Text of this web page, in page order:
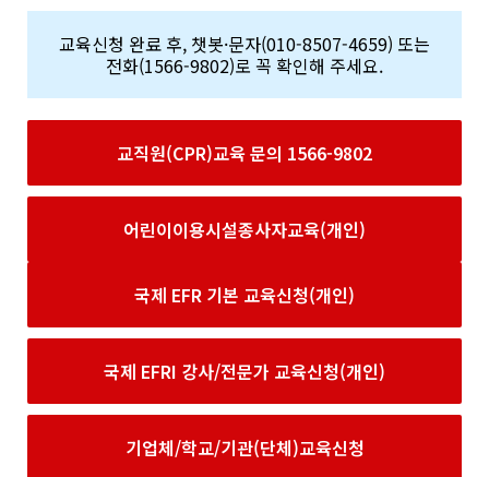
교육신청 완료 후, 챗봇·문자(010-8507-4659) 또는
전화(1566-9802)로 꼭 확인해 주세요.
교직원(CPR)교육 문의 1566-9802
어린이이용시설종사자교육(개인)
국제 EFR 기본 교육신청(개인)
국제 EFRI 강사/전문가 교육신청(개인)
기업체/학교/기관(단체)교육신청